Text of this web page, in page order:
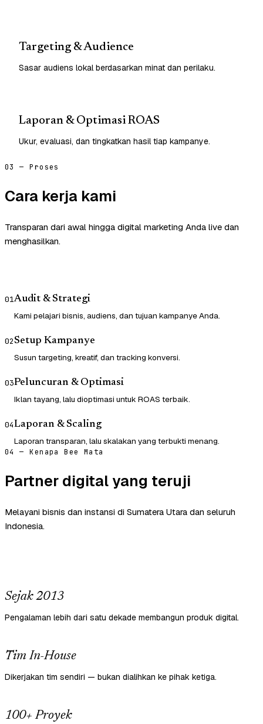
Targeting & Audience
Sasar audiens lokal berdasarkan minat dan perilaku.
Laporan & Optimasi ROAS
Ukur, evaluasi, dan tingkatkan hasil tiap kampanye.
03 — Proses
Cara kerja kami
Transparan dari awal hingga digital marketing Anda live dan
menghasilkan.
01Audit & Strategi
Kami pelajari bisnis, audiens, dan tujuan kampanye Anda.
02Setup Kampanye
Susun targeting, kreatif, dan tracking konversi.
03Peluncuran & Optimasi
Iklan tayang, lalu dioptimasi untuk ROAS terbaik.
04Laporan & Scaling
Laporan transparan, lalu skalakan yang terbukti menang.
04 — Kenapa Bee Mata
Partner digital yang teruji
Melayani bisnis dan instansi di Sumatera Utara dan seluruh
Indonesia.
Sejak 2013
Pengalaman lebih dari satu dekade membangun produk digital.
Tim In-House
Dikerjakan tim sendiri — bukan dialihkan ke pihak ketiga.
100+ Proyek